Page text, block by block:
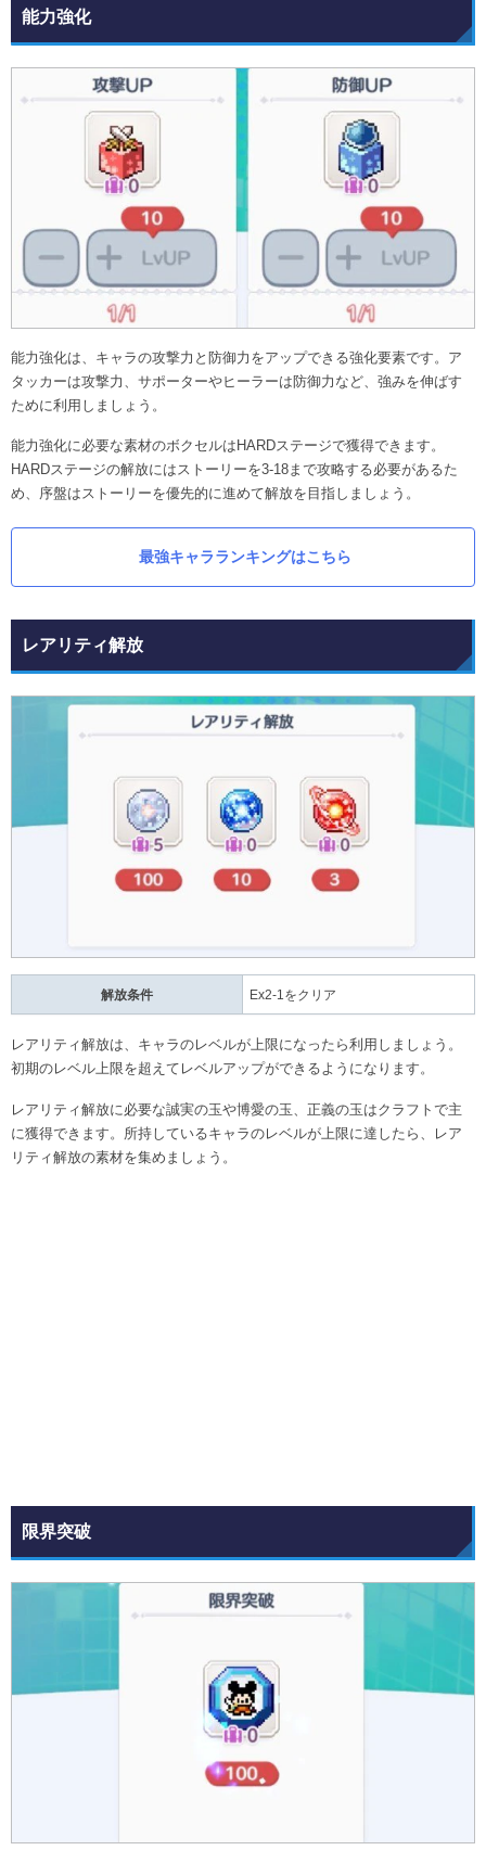
能力強化
能力強化は、キャラの攻撃力と防御力をアップできる強化要素です。ア
タッカーは攻撃力、サポーターやヒーラーは防御力など、強みを伸ばす
ために利用しましょう。
能力強化に必要な素材のボクセルはHARDステージで獲得できます。
HARDステージの解放にはストーリーを3-18まで攻略する必要があるた
め、序盤はストーリーを優先的に進めて解放を目指しましょう。
最強キャラランキングはこちら
レアリティ解放
解放条件 Ex2-1をクリア
レアリティ解放は、キャラのレベルが上限になったら利用しましょう。
初期のレベル上限を超えてレベルアップができるようになります。
レアリティ解放に必要な誠実の玉や博愛の玉、正義の玉はクラフトで主
に獲得できます。所持しているキャラのレベルが上限に達したら、レア
リティ解放の素材を集めましょう。
限界突破